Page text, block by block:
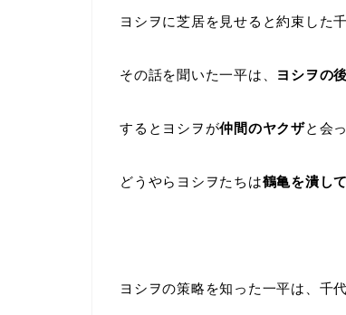
ヨシヲに芝居を見せると約束した
その話を聞いた一平は、 ヨシヲの
するとヨシヲが仲間のヤクザと会
どうやらヨシヲたちは鶴亀を潰して
ヨシヲの策略を知った一平は、千